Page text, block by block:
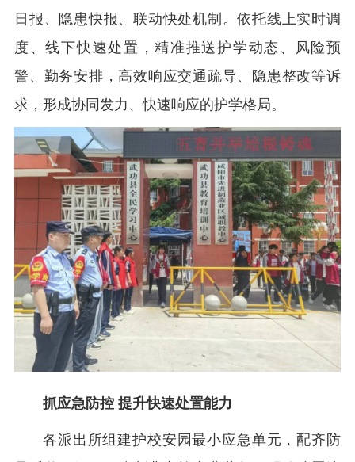
日报、隐患快报、联动快处机制。依托线上实时调
度、线下快速处置，精准推送护学动态、风险预
警、勤务安排，高效响应交通疏导、隐患整改等诉
求，形成协同发力、快速响应的护学格局。
抓应急防控 提升快速处置能力
各派出所组建护校安园最小应急单元，配齐防